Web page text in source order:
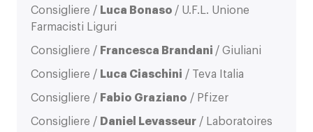
Consigliere / Luca Bonaso / U.F.L. Unione
Farmacisti Liguri
Consigliere / Francesca Brandani / Giuliani
Consigliere / Luca Ciaschini / Teva Italia
Consigliere / Fabio Graziano / Pfizer
Consigliere / Daniel Levasseur / Laboratoires